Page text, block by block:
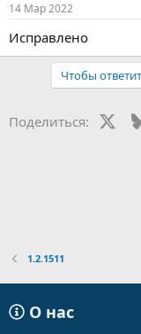
14 Мар 2022
Исправлено
Чтобы
Поделиться:
1.2.1511
О нас